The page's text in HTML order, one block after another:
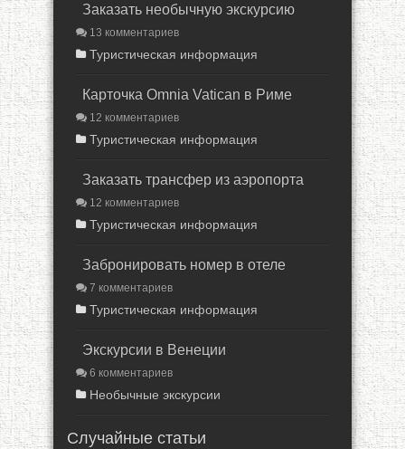
Заказать необычную экскурсию
13 комментариев
Туристическая информация
Карточка Omnia Vatican в Риме
12 комментариев
Туристическая информация
Заказать трансфер из аэропорта
12 комментариев
Туристическая информация
Забронировать номер в отеле
7 комментариев
Туристическая информация
Экскурсии в Венеции
6 комментариев
Необычные экскурсии
Случайные статьи